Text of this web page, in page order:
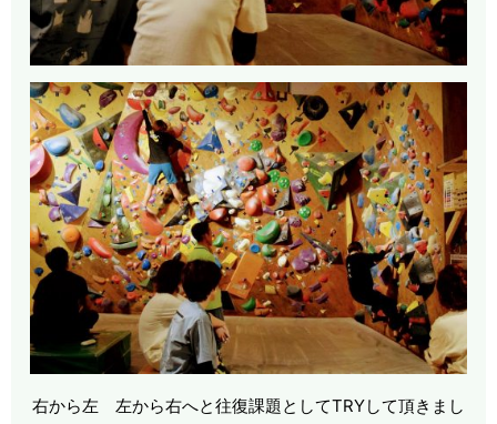
右から左 左から右へと往復課題としてTRYして頂きまし